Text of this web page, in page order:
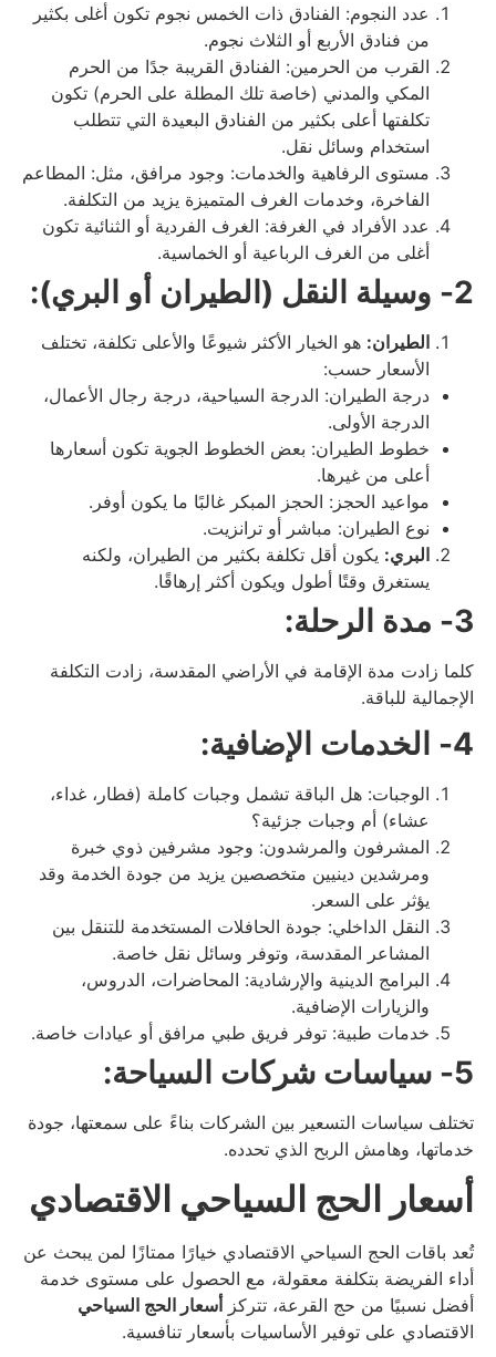
عدد النجوم: الفنادق ذات الخمس نجوم تكون أغلى بكثير
من فنادق الأربع أو الثلاث نجوم.
القرب من الحرمين: الفنادق القريبة جدًا من الحرم
المكي والمدني (خاصة تلك المطلة على الحرم) تكون
تكلفتها أعلى بكثير من الفنادق البعيدة التي تتطلب
استخدام وسائل نقل.
مستوى الرفاهية والخدمات: وجود مرافق، مثل: المطاعم
الفاخرة، وخدمات الغرف المتميزة يزيد من التكلفة.
عدد الأفراد في الغرفة: الغرف الفردية أو الثنائية تكون
أغلى من الغرف الرباعية أو الخماسية.
2- وسيلة النقل (الطيران أو البري):
الطيران: هو الخيار الأكثر شيوعًا والأعلى تكلفة، تختلف
الأسعار حسب:
درجة الطيران: الدرجة السياحية، درجة رجال الأعمال،
الدرجة الأولى.
خطوط الطيران: بعض الخطوط الجوية تكون أسعارها
أعلى من غيرها.
مواعيد الحجز: الحجز المبكر غالبًا ما يكون أوفر.
نوع الطيران: مباشر أو ترانزيت.
البري: يكون أقل تكلفة بكثير من الطيران، ولكنه
يستغرق وقتًا أطول ويكون أكثر إرهاقًا.
3- مدة الرحلة:
كلما زادت مدة الإقامة في الأراضي المقدسة، زادت التكلفة
الإجمالية للباقة.
4- الخدمات الإضافية:
الوجبات: هل الباقة تشمل وجبات كاملة (فطار، غداء،
عشاء) أم وجبات جزئية؟
المشرفون والمرشدون: وجود مشرفين ذوي خبرة
ومرشدين دينيين متخصصين يزيد من جودة الخدمة وقد
يؤثر على السعر.
النقل الداخلي: جودة الحافلات المستخدمة للتنقل بين
المشاعر المقدسة، وتوفر وسائل نقل خاصة.
البرامج الدينية والإرشادية: المحاضرات، الدروس،
والزيارات الإضافية.
خدمات طبية: توفر فريق طبي مرافق أو عيادات خاصة.
5- سياسات شركات السياحة:
تختلف سياسات التسعير بين الشركات بناءً على سمعتها، جودة
خدماتها، وهامش الربح الذي تحدده.
أسعار الحج السياحي الاقتصادي
تُعد باقات الحج السياحي الاقتصادي خيارًا ممتازًا لمن يبحث عن
أداء الفريضة بتكلفة معقولة، مع الحصول على مستوى خدمة
أفضل نسبيًا من حج القرعة، تتركزأسعار الحج السياحي
الاقتصادي على توفير الأساسيات بأسعار تنافسية.